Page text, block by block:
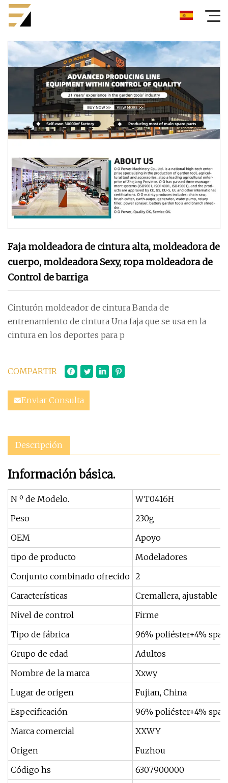
Faja moldeadora de cintura alta, moldeadora de
cuerpo, moldeadora Sexy, ropa moldeadora de
Control de barriga
Cinturón moldeador de cintura Banda de
entrenamiento de cintura Una faja que se usa en la
cintura en los deportes para p
COMPARTIR
Enviar Consulta
Descripción
Información básica.
N º de Modelo.
WT0416H
Peso
230g
OEM
Apoyo
tipo de producto
Modeladores
Conjunto combinado ofrecido 2
Características
Cremallera, ajustable
Nivel de control
Firme
Tipo de fábrica
96% poliéster+4%
Grupo de edad
Adultos
Nombre de la marca
Xxwy
Lugar de origen
Fujian, China
Especificación
96% poliéster+4%
Marca comercial
XXWY
Origen
Fuzhou
Código hs
6307900000